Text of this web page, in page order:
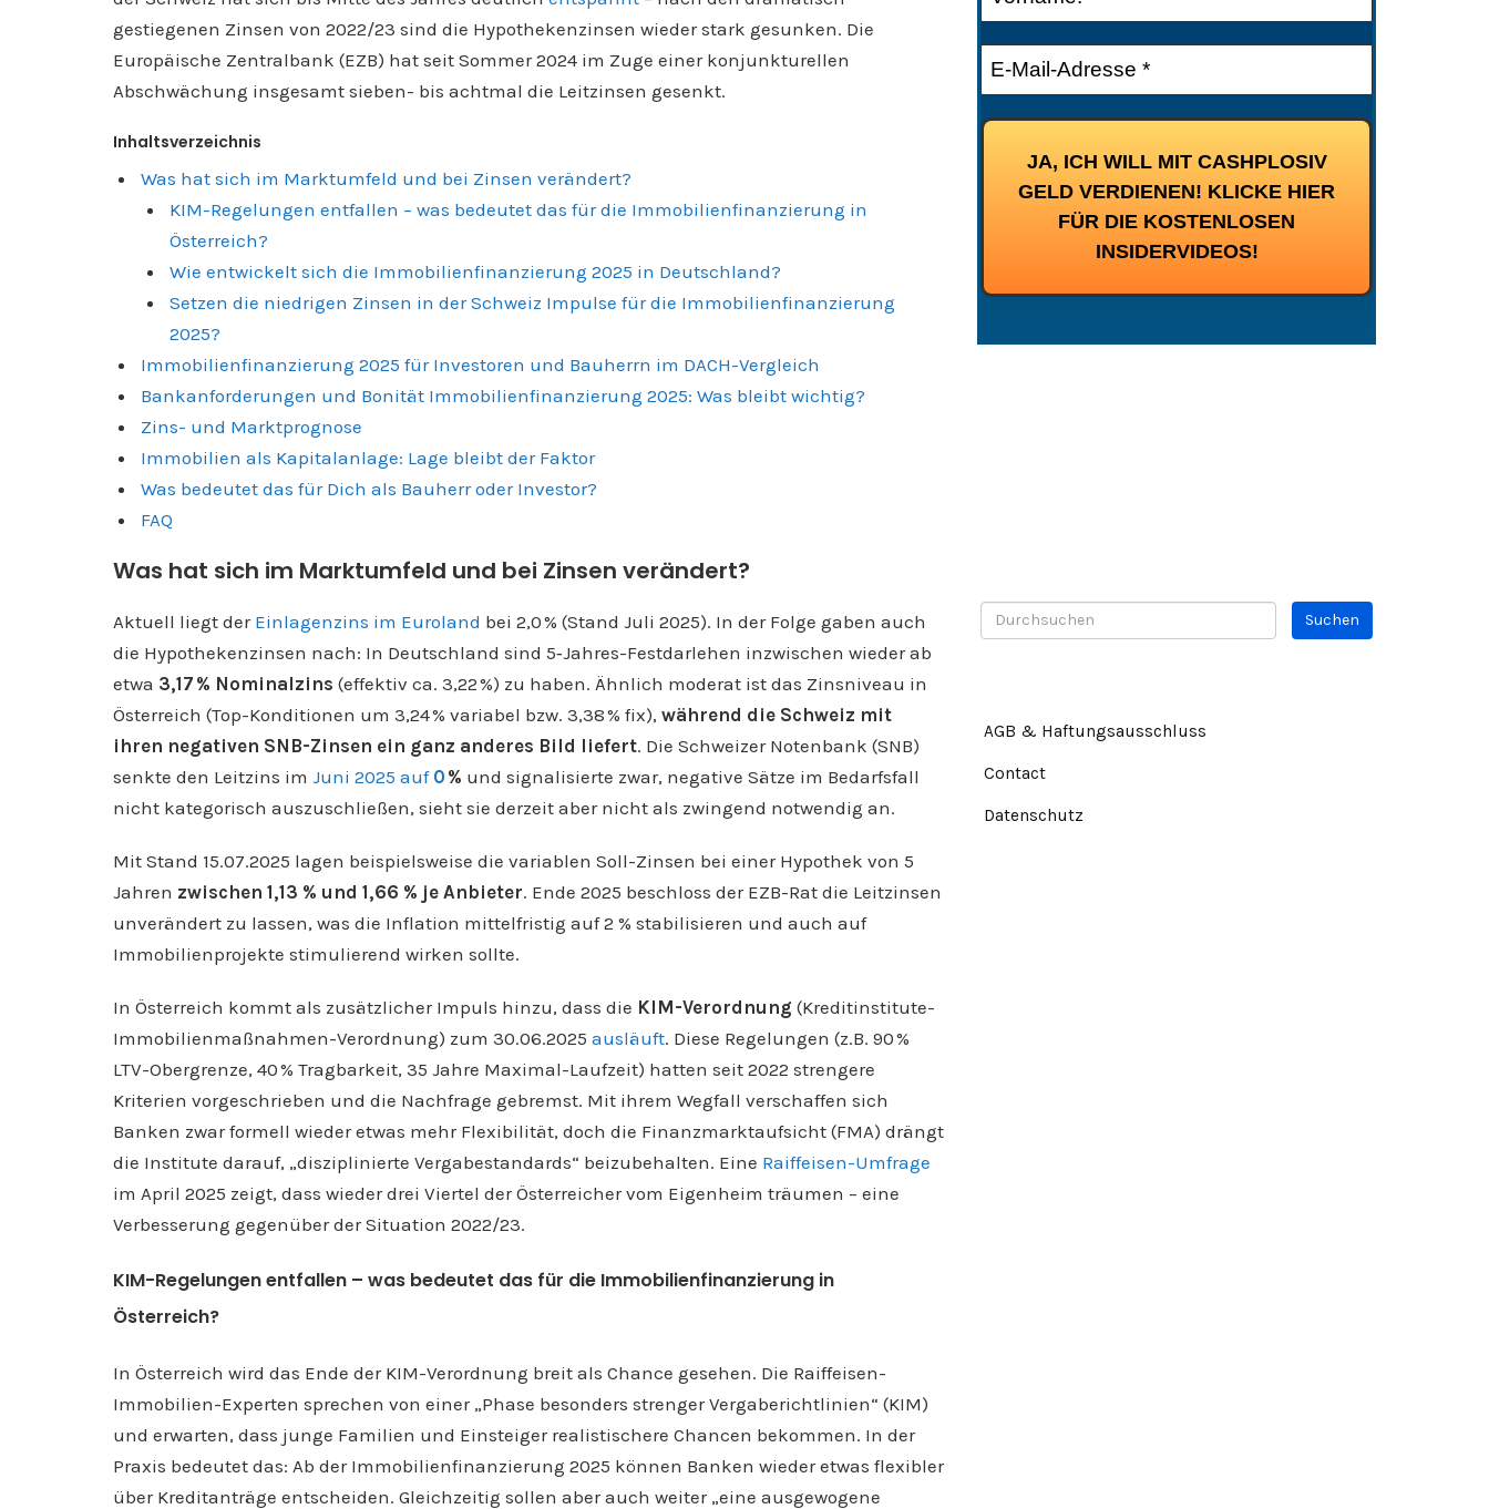
gestiegenen Zinsen von 2022/23 sind die Hypothekenzinsen wieder stark gesunken. Die
Europäische Zentralbank (EZB) hat seit Sommer 2024 im Zuge einer konjunkturellen
Abschwächung insgesamt sieben- bis achtmal die Leitzinsen gesenkt.
Inhaltsverzeichnis
Was hat sich im Marktumfeld und bei Zinsen verändert?
KIM-Regelungen entfallen – was bedeutet das für die Immobilienfinanzierung in
Österreich?
Wie entwickelt sich die Immobilienfinanzierung 2025 in Deutschland?
Setzen die niedrigen Zinsen in der Schweiz Impulse für die Immobilienfinanzierung
2025?
Immobilienfinanzierung 2025 für Investoren und Bauherrn im DACH-Vergleich
Bankanforderungen und Bonität Immobilienfinanzierung 2025: Was bleibt wichtig?
Zins- und Marktprognose
Immobilien als Kapitalanlage: Lage bleibt der Faktor
Was bedeutet das für Dich als Bauherr oder Investor?
FAQ
Was hat sich im Marktumfeld und bei Zinsen verändert?
Aktuell liegt der Einlagenzins im Euroland bei 2,0 % (Stand Juli 2025). In der Folge gaben auch
die Hypothekenzinsen nach: In Deutschland sind 5‑Jahres-Festdarlehen inzwischen wieder ab
etwa 3,17 % Nominalzins (effektiv ca. 3,22 %) zu haben. Ähnlich moderat ist das Zinsniveau in
Österreich (Top-Konditionen um 3,24 % variabel bzw. 3,38 % fix), während die Schweiz mit
ihren negativen SNB-Zinsen ein ganz anderes Bild liefert. Die Schweizer Notenbank (SNB)
senkte den Leitzins im Juni 2025 auf 0 % und signalisierte zwar, negative Sätze im Bedarfsfall
nicht kategorisch auszuschließen, sieht sie derzeit aber nicht als zwingend notwendig an.
Mit Stand 15.07.2025 lagen beispielsweise die variablen Soll-Zinsen bei einer Hypothek von 5
Jahren zwischen 1,13 % und 1,66 % je Anbieter. Ende 2025 beschloss der EZB-Rat die Leitzinsen
unverändert zu lassen, was die Inflation mittelfristig auf 2 % stabilisieren und auch auf
Immobilienprojekte stimulierend wirken sollte.
In Österreich kommt als zusätzlicher Impuls hinzu, dass die KIM-Verordnung (Kreditinstitute-
Immobilienmaßnahmen-Verordnung) zum 30.06.2025 ausläuft. Diese Regelungen (z.B. 90 %
LTV-Obergrenze, 40 % Tragbarkeit, 35 Jahre Maximal-Laufzeit) hatten seit 2022 strengere
Kriterien vorgeschrieben und die Nachfrage gebremst. Mit ihrem Wegfall verschaffen sich
Banken zwar formell wieder etwas mehr Flexibilität, doch die Finanzmarktaufsicht (FMA) drängt
die Institute darauf, „disziplinierte Vergabestandards“ beizubehalten. Eine Raiffeisen-Umfrage
im April 2025 zeigt, dass wieder drei Viertel der Österreicher vom Eigenheim träumen – eine
Verbesserung gegenüber der Situation 2022/23.
KIM-Regelungen entfallen – was bedeutet das für die Immobilienfinanzierung in
Österreich?
In Österreich wird das Ende der KIM-Verordnung breit als Chance gesehen. Die Raiffeisen-
Immobilien-Experten sprechen von einer „Phase besonders strenger Vergaberichtlinien“ (KIM)
und erwarten, dass junge Familien und Einsteiger realistischere Chancen bekommen. In der
Praxis bedeutet das: Ab der Immobilienfinanzierung 2025 können Banken wieder etwas flexibler
über Kreditanträge entscheiden. Gleichzeitig sollen aber auch weiter „eine ausgewogene
AGB & Haftungsausschluss
Contact
Datenschutz